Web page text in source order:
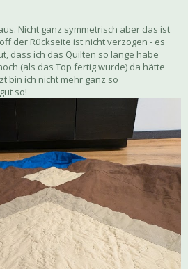
Nicht ganz symmetrisch aber das ist
der Rückseite ist nicht verzogen - es
dass ich das Quilten so lange habe
(als das Top fertig wurde) da hätte
bin ich nicht mehr ganz so
so!